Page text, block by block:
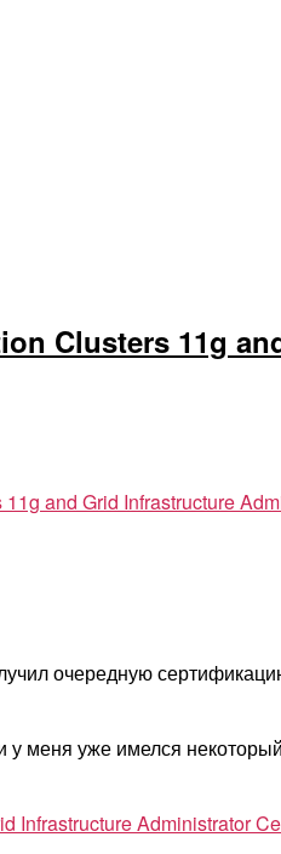
Clusters 11g
and Grid Infrastructure
очередную
меня уже имелся
Infrastructure Administrator